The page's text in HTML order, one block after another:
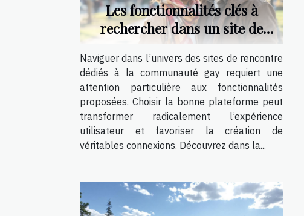
Les fonctionnalités clés à
rechercher dans un site de
rencontre pour gays
Naviguer dans l’univers des sites de rencontre
dédiés à la communauté gay requiert une
attention particulière aux fonctionnalités
proposées. Choisir la bonne plateforme peut
transformer radicalement l’expérience
utilisateur et favoriser la création de
véritables connexions. Découvrez dans la...